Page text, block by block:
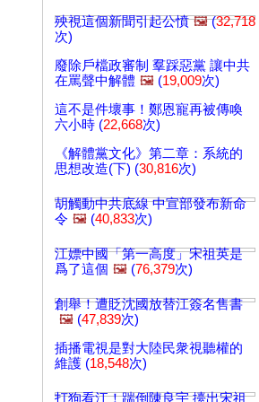
殃視這個新聞引起公憤 🖼️(32,718
次)
廢除戶檔政審制 羣踩惡黨 讓中共
在罵聲中解體 🖼️ (19,009次)
這不是件壞事！鄭恩寵再被傳喚
六小時 (22,668次)
《解體黨文化》第二章：系統的
思想改造(下) (30,816次)
胡觸動中共底線 中宣部發布新命
令 🖼️ (40,833次)
江嫖中國「第一高度」宋祖英是
爲了這個 🖼️ (76,379次)
創舉！遭貶沈國放替江簽名售書
🖼️ (47,839次)
插播電視是對大陸民衆視聽權的
維護 (18,548次)
打狗看江！踹倒陳良宇 擡出宋祖